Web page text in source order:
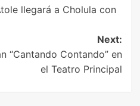
llegará a Cholula con
Next:
“Cantando Contando” en
el Teatro Principal